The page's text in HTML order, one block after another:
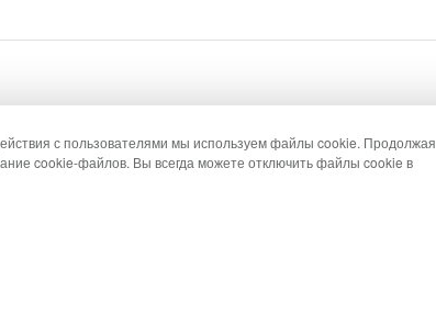
с пользователями мы используем файлы cookie. Продолжая
cookie-файлов. Вы всегда можете отключить файлы cookie в